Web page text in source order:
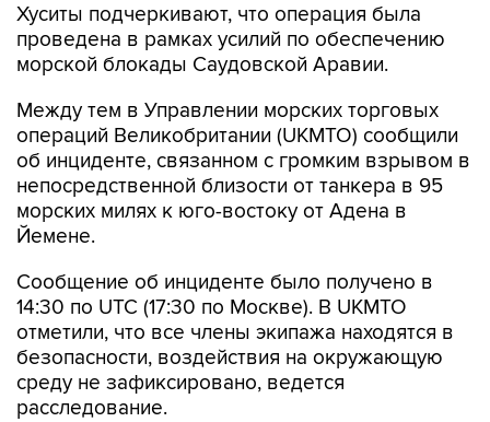
Хуситы подчеркивают, что операция была
проведена в рамках усилий по обеспечению
морской блокады Саудовской Аравии.
Между тем в Управлении морских торговых
операций Великобритании (UKMTO) сообщили
об инциденте, связанном с громким взрывом в
непосредственной близости от танкера в 95
морских милях к юго-востоку от Адена в
Йемене.
Сообщение об инциденте было получено в
14:30 по UTC (17:30 по Москве). В UKMTO
отметили, что все члены экипажа находятся в
безопасности, воздействия на окружающую
среду не зафиксировано, ведется
расследование.